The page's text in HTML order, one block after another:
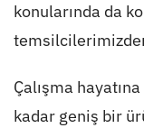
konularında da
Çalışma
kadar geniş bir